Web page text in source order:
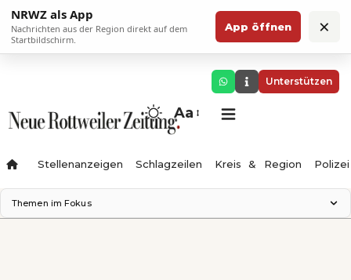
NRWZ als App
Nachrichten aus der Region direkt auf dem
Startbildschirm.
App öffnen ×
Unterstützen
Aa
Stellenanzeigen Schlagzeilen Kreis & Region Polizei
Themen im Fokus